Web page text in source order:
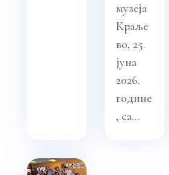
музеја
Краље
во, 25.
јуна
2026.
године
, са...